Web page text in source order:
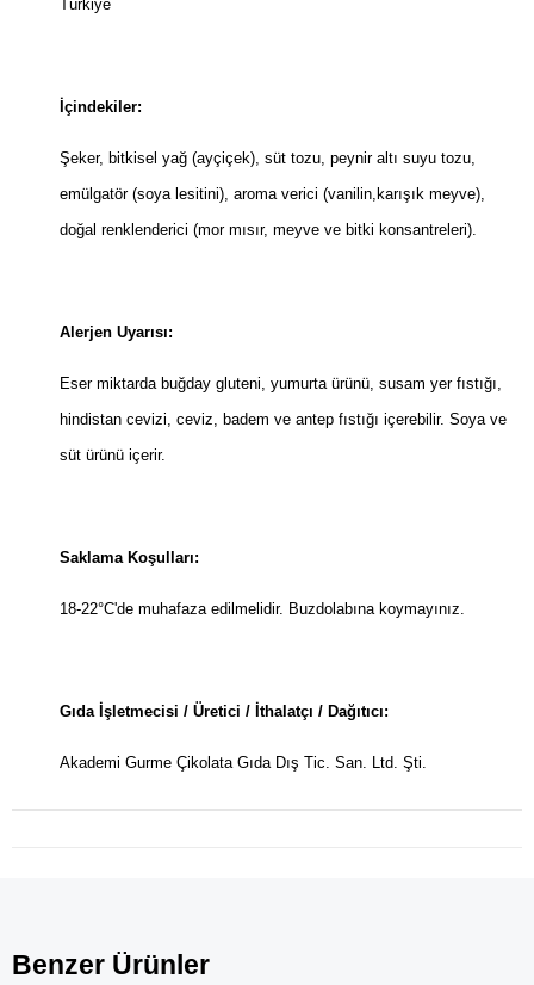
Türkiye
İçindekiler:
Şeker, bitkisel yağ (ayçiçek), süt tozu, peynir altı suyu tozu,
emülgatör (soya lesitini), aroma verici (vanilin,karışık meyve),
doğal renklenderici (mor mısır, meyve ve bitki konsantreleri).
Alerjen Uyarısı:
Eser miktarda buğday gluteni, yumurta ürünü, susam yer fıstığı,
hindistan cevizi, ceviz, badem ve antep fıstığı içerebilir. Soya ve
süt ürünü içerir.
Saklama Koşulları:
18-22°C'de muhafaza edilmelidir. Buzdolabına koymayınız.
Gıda İşletmecisi / Üretici / İthalatçı / Dağıtıcı:
Akademi Gurme Çikolata Gıda Dış Tic. San. Ltd. Şti.
Benzer Ürünler